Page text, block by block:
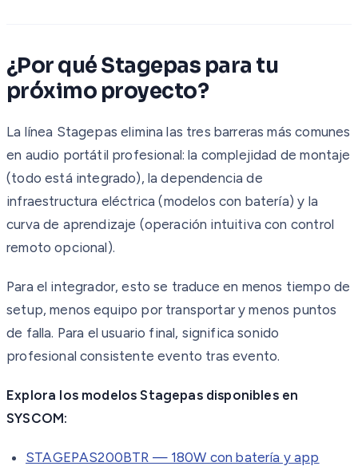
¿Por qué Stagepas para tu
próximo proyecto?
La línea Stagepas elimina las tres barreras más comunes
en audio portátil profesional: la complejidad de montaje
(todo está integrado), la dependencia de
infraestructura eléctrica (modelos con batería) y la
curva de aprendizaje (operación intuitiva con control
remoto opcional).
Para el integrador, esto se traduce en menos tiempo de
setup, menos equipo por transportar y menos puntos
de falla. Para el usuario final, significa sonido
profesional consistente evento tras evento.
Explora los modelos Stagepas disponibles en
SYSCOM:
STAGEPAS200BTR — 180W con batería y app